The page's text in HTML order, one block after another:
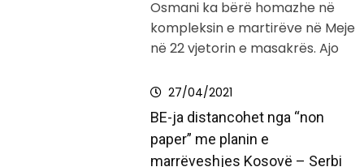
Osmani ka bërë homazhe në
kompleksin e martirëve në Meje
në 22 vjetorin e masakrës. Ajo
27/04/2021
BE-ja distancohet nga “non
paper” me planin e
marrëveshjes Kosovë – Serbi